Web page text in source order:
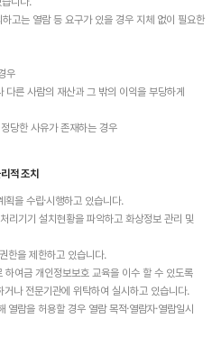
고는 열람 등 요구가 있을 경우 지체 없이 필요한
우
른 사람의 재산과 그 밖의 이익을 부당하게
당한 사유가 존재하는 경우
적 조치
을 수립·시행하고 있습니다.
리기기 설치현황을 파악하고 화상정보 관리 및
한을 제한하고 있습니다.
여금 개인정보보호 교육을 이수 할 수 있도록
나 전문기관에 위탁하여 실시하고 있습니다.
람을 허용할 경우 열람 목적·열람자·열람일시